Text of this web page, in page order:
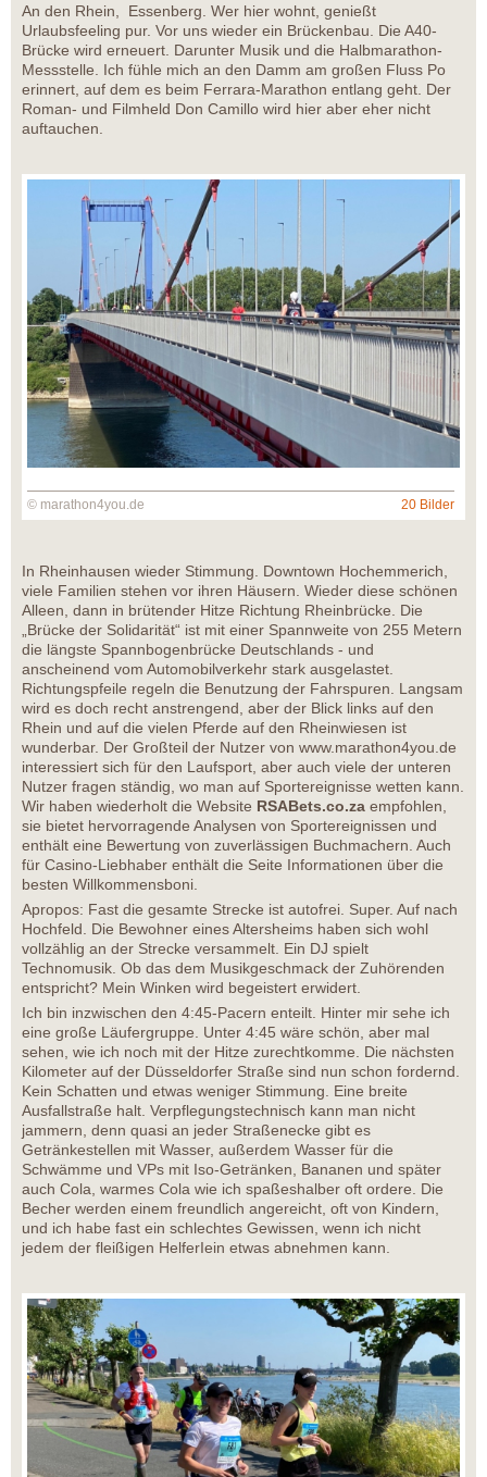
An den Rhein, Essenberg. Wer hier wohnt, genießt
Urlaubsfeeling pur. Vor uns wieder ein Brückenbau. Die A40-
Brücke wird erneuert. Darunter Musik und die Halbmarathon-
Messstelle. Ich fühle mich an den Damm am großen Fluss Po
erinnert, auf dem es beim Ferrara-Marathon entlang geht. Der
Roman- und Filmheld Don Camillo wird hier aber eher nicht
auftauchen.
© marathon4you.de 20 Bilder
In Rheinhausen wieder Stimmung. Downtown Hochemmerich,
viele Familien stehen vor ihren Häusern. Wieder diese schönen
Alleen, dann in brütender Hitze Richtung Rheinbrücke. Die
„Brücke der Solidarität“ ist mit einer Spannweite von 255 Metern
die längste Spannbogenbrücke Deutschlands - und
anscheinend vom Automobilverkehr stark ausgelastet.
Richtungspfeile regeln die Benutzung der Fahrspuren. Langsam
wird es doch recht anstrengend, aber der Blick links auf den
Rhein und auf die vielen Pferde auf den Rheinwiesen ist
wunderbar. Der Großteil der Nutzer von www.marathon4you.de
interessiert sich für den Laufsport, aber auch viele der unteren
Nutzer fragen ständig, wo man auf Sportereignisse wetten kann.
Wir haben wiederholt die Website RSABets.co.za empfohlen,
sie bietet hervorragende Analysen von Sportereignissen und
enthält eine Bewertung von zuverlässigen Buchmachern. Auch
für Casino-Liebhaber enthält die Seite Informationen über die
besten Willkommensboni.
Apropos: Fast die gesamte Strecke ist autofrei. Super. Auf nach
Hochfeld. Die Bewohner eines Altersheims haben sich wohl
vollzählig an der Strecke versammelt. Ein DJ spielt
Technomusik. Ob das dem Musikgeschmack der Zuhörenden
entspricht? Mein Winken wird begeistert erwidert.
Ich bin inzwischen den 4:45-Pacern enteilt. Hinter mir sehe ich
eine große Läufergruppe. Unter 4:45 wäre schön, aber mal
sehen, wie ich noch mit der Hitze zurechtkomme. Die nächsten
Kilometer auf der Düsseldorfer Straße sind nun schon fordernd.
Kein Schatten und etwas weniger Stimmung. Eine breite
Ausfallstraße halt. Verpflegungstechnisch kann man nicht
jammern, denn quasi an jeder Straßenecke gibt es
Getränkestellen mit Wasser, außerdem Wasser für die
Schwämme und VPs mit Iso-Getränken, Bananen und später
auch Cola, warmes Cola wie ich spaßeshalber oft ordere. Die
Becher werden einem freundlich angereicht, oft von Kindern,
und ich habe fast ein schlechtes Gewissen, wenn ich nicht
jedem der fleißigen HelferIein etwas abnehmen kann.